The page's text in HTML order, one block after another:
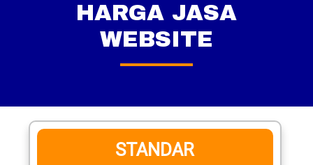
HARGA JASA
WEBSITE
STANDAR